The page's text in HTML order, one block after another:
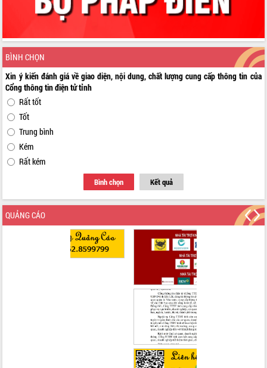
BÌNH CHỌN
Xin ý kiến đánh giá về giao diện, nội dung, chất lượng cung cấp thông tin của
Cổng thông tin điện tử tỉnh
Rất tốt
Tốt
Trung bình
Kém
Rất kém
Bình chọn Kết quả
QUẢNG CÁO